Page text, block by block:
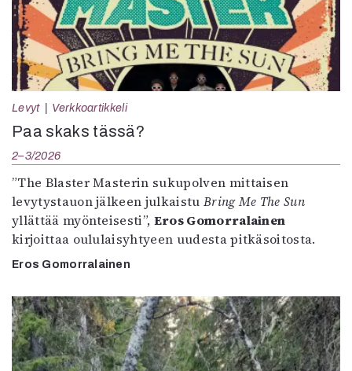
Levyt Verkkoartikkeli
Paa skaks tässä?
2–3/2026
”The Blaster Masterin sukupolven mittaisen
levytystauon jälkeen julkaistu Bring Me The Sun
yllättää myönteisesti”, Eros Gomorralainen
kirjoittaa oululaisyhtyeen uudesta pitkäsoitosta.
Eros Gomorralainen